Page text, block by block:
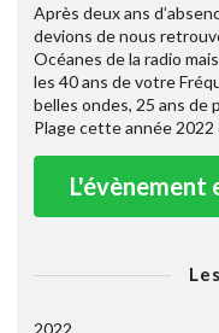
Après deux ans
devions de nous
Océanes de la radio
les 40 ans de votre
belles ondes, 25 ans de
Plage cette année 2022
L'évènement
2022